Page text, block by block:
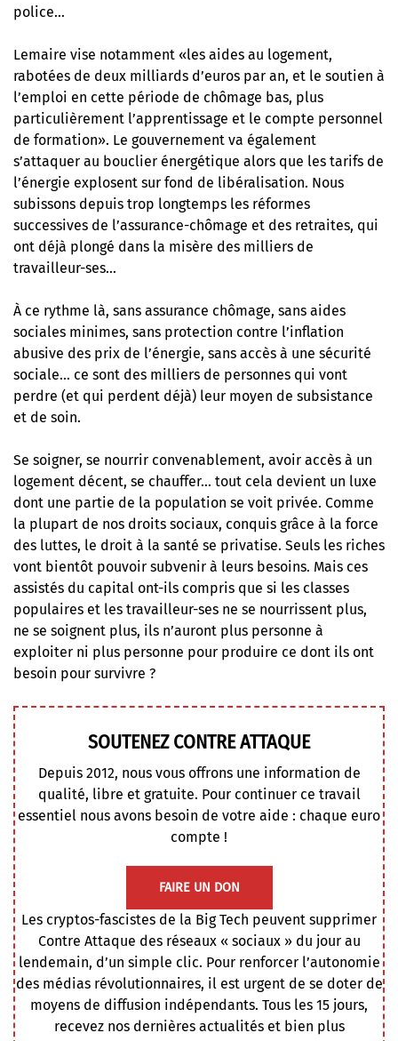
police…
Lemaire vise notamment «les aides au logement,
rabotées de deux milliards d’euros par an, et le soutien à
l’emploi en cette période de chômage bas, plus
particulièrement l’apprentissage et le compte personnel
de formation». Le gouvernement va également
s’attaquer au bouclier énergétique alors que les tarifs de
l’énergie explosent sur fond de libéralisation. Nous
subissons depuis trop longtemps les réformes
successives de l’assurance-chômage et des retraites, qui
ont déjà plongé dans la misère des milliers de
travailleur-ses…
À ce rythme là, sans assurance chômage, sans aides
sociales minimes, sans protection contre l’inflation
abusive des prix de l’énergie, sans accès à une sécurité
sociale… ce sont des milliers de personnes qui vont
perdre (et qui perdent déjà) leur moyen de subsistance
et de soin.
Se soigner, se nourrir convenablement, avoir accès à un
logement décent, se chauffer… tout cela devient un luxe
dont une partie de la population se voit privée. Comme
la plupart de nos droits sociaux, conquis grâce à la force
des luttes, le droit à la santé se privatise. Seuls les riches
vont bientôt pouvoir subvenir à leurs besoins. Mais ces
assistés du capital ont-ils compris que si les classes
populaires et les travailleur-ses ne se nourrissent plus,
ne se soignent plus, ils n’auront plus personne à
exploiter ni plus personne pour produire ce dont ils ont
besoin pour survivre ?
SOUTENEZ CONTRE ATTAQUE
Depuis 2012, nous vous offrons une information de
qualité, libre et gratuite. Pour continuer ce travail
essentiel nous avons besoin de votre aide : chaque euro
compte !
FAIRE UN DON
Les cryptos-fascistes de la Big Tech peuvent supprimer
Contre Attaque des réseaux « sociaux » du jour au
lendemain, d’un simple clic. Pour renforcer l’autonomie
des médias révolutionnaires, il est urgent de se doter de
moyens de diffusion indépendants. Tous les 15 jours,
recevez nos dernières actualités et bien plus